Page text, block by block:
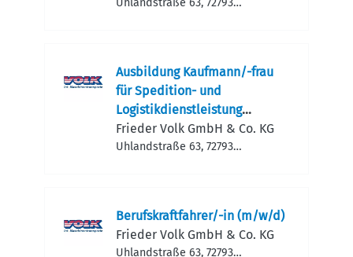
Montage (m/w/d)
Uhlandstraße 63, 72793
Ausbildung Kaufmann/-frau
für Spedition- und
Logistikdienstleistung
(m/w/d)
Frieder Volk GmbH & Co. KG
Uhlandstraße 63, 72793
Berufskraftfahrer/-in (m/w/d)
Frieder Volk GmbH & Co. KG
Uhlandstraße 63, 72793